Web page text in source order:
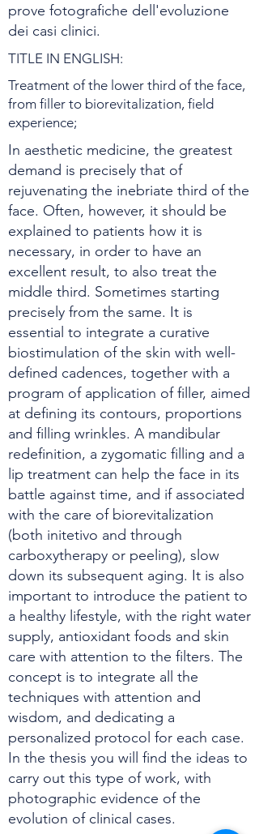
prove fotografiche dell'evoluzione
dei casi clinici.
TITLE IN ENGLISH:
Treatment of the lower third of the face,
from filler to biorevitalization, field
experience;
In aesthetic medicine, the greatest
demand is precisely that of
rejuvenating the inebriate third of the
face. Often, however, it should be
explained to patients how it is
necessary, in order to have an
excellent result, to also treat the
middle third. Sometimes starting
precisely from the same. It is
essential to integrate a curative
biostimulation of the skin with well-
defined cadences, together with a
program of application of filler, aimed
at defining its contours, proportions
and filling wrinkles. A mandibular
redefinition, a zygomatic filling and a
lip treatment can help the face in its
battle against time, and if associated
with the care of biorevitalization
(both initetivo and through
carboxytherapy or peeling), slow
down its subsequent aging. It is also
important to introduce the patient to
a healthy lifestyle, with the right water
supply, antioxidant foods and skin
care with attention to the filters. The
concept is to integrate all the
techniques with attention and
wisdom, and dedicating a
personalized protocol for each case.
In the thesis you will find the ideas to
carry out this type of work, with
photographic evidence of the
evolution of clinical cases.